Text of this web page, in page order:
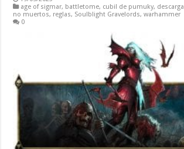
age of sigmar, battletome, cubil de pumuky, descarga
no muertos, reglas, Soulblight Gravelords,warhammer
0